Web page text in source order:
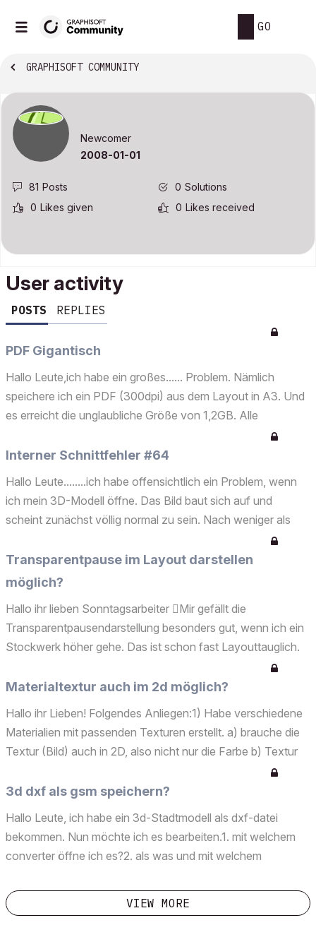
GO
GRAPHISOFT COMMUNITY
Newcomer
‎2008-01-01
81 Posts 0 Solutions
0 Likes given 0 Likes received
User activity
POSTS REPLIES
PDF Gigantisch
Hallo Leute,ich habe ein großes...... Problem. Nämlich
speichere ich ein PDF (300dpi) aus dem Layout in A3. Und
es erreicht die unglaubliche Größe von 1,2GB. Alle
unnötigen Ebenen sind abgeschaltet. Wenn ich ein PDF aus
dem Archicad mit einem PDF-Drucker erzeuge, sind die tr...
Interner Schnittfehler #64
Hallo Leute........ich habe offensichtlich ein Problem, wenn
ich mein 3D-Modell öffne. Das Bild baut sich auf und
scheint zunächst völlig normal zu sein. Nach weniger als
einer Sekunde jedoch kommt die Fehlermeldung "Interner
Schnittfehler #64". Die Datei umbenennen, in eine...
Transparentpause im Layout darstellen
möglich?
Hallo ihr lieben Sonntagsarbeiter Mir gefällt die
Transparentpausendarstellung besonders gut, wenn ich ein
Stockwerk höher gehe. Das ist schon fast Layouttauglich.
Kann man die Transparentpause im Layout darstellen und
plotten? Wenn ja, wie ?Herzlichen Dank!
Materialtextur auch im 2d möglich?
Hallo ihr Lieben! Folgendes Anliegen:1) Habe verschiedene
Materialien mit passenden Texturen erstellt. a) brauche die
Textur (Bild) auch in 2D, also nicht nur die Farbe b) Textur
wird nur im 3D angezeigt.2) Ich möchte dem Material gleich
die Textur geben, damit ich nicht mit...
3d dxf als gsm speichern?
Hallo Leute, ich habe ein 3d-Stadtmodell als dxf-datei
bekommen. Nun möchte ich es bearbeiten.1. mit welchem
converter öffne ich es?2. als was und mit welchem
öffnen und als 3d gsm speichern: der button "speichern"
ist...
VIEW MORE